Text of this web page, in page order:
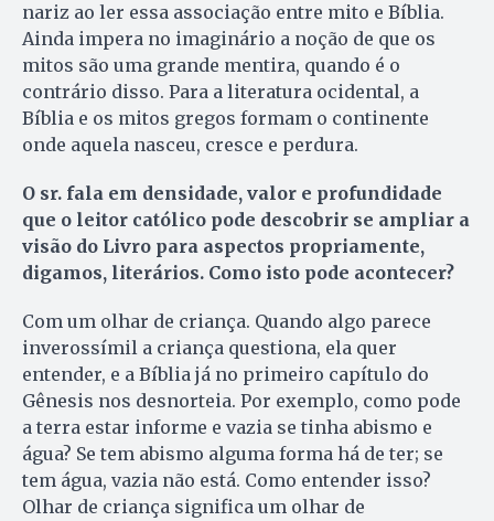
nariz ao ler essa associação entre mito e Bíblia.
Ainda impera no imaginário a noção de que os
mitos são uma grande mentira, quando é o
contrário disso. Para a literatura ocidental, a
Bíblia e os mitos gregos formam o continente
onde aquela nasceu, cresce e perdura.
O sr. fala em densidade, valor e profundidade
que o leitor católico pode descobrir se ampliar a
visão do Livro para aspectos propriamente,
digamos, literários. Como isto pode acontecer?
Com um olhar de criança. Quan­do algo parece
inverossímil a criança questiona, ela quer
entender, e a Bíblia já no primeiro capítulo do
Gênesis nos desnorteia. Por exemplo, como pode
a terra estar informe e vazia se tinha abismo e
água? Se tem abismo alguma forma há de ter; se
tem água, vazia não está. Como entender isso?
Olhar de criança significa um olhar de